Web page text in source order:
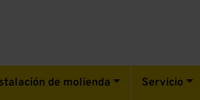
de molienda Servicio